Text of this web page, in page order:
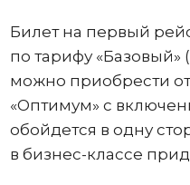
Билет на первый
по тарифу «Базовый»
можно приобрести
«Оптимум» с
обойдется в одну
в бизнес-классе